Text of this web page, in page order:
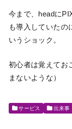
今まで、headに
も導入していたの
いうショック。
初心者は覚えてお
まないような）
サービス 出来事